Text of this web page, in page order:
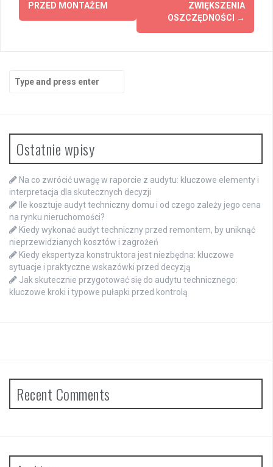
PRZED MONTAŻEM
ZWIĘKSZENIA
OSZCZĘDNOŚCI
→
Search
for:
Ostatnie wpisy
Na co zwrócić uwagę w raporcie z audytu: kluczowe elementy i
interpretacja dla skutecznych decyzji
Ile kosztuje audyt techniczny domu i od czego zależy jego cena
na rynku nieruchomości?
Kiedy wykonać audyt techniczny przed remontem, by uniknąć
nieprzewidzianych kosztów i zagrożeń
Kiedy ekspertyza konstruktora jest niezbędna: kluczowe
sytuacje i praktyczne wskazówki przed decyzją
Jak skutecznie przygotować się do audytu technicznego:
kluczowe kroki i typowe pułapki przed kontrolą
Recent Comments